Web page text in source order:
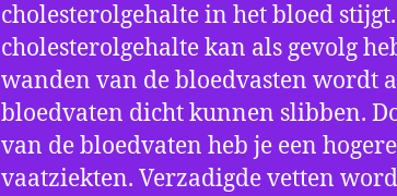
cholesterolgehalte in het bloed
cholesterolgehalte kan als gevolg
wanden van de bloedvasten wordt
bloedvaten dicht kunnen slibben.
van de bloedvaten heb je een
vaatziekten. Verzadigde vetten